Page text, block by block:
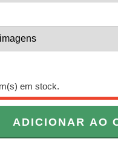
em stock.
ADICIONAR AO